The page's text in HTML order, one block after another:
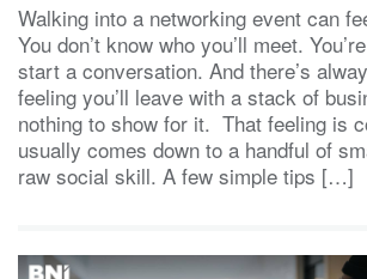
Walking into a networking event can
You don’t know who you’ll meet.
start a conversation. And there’s
feeling you’ll leave with a stack of
nothing to show for it. That feeling is
usually comes down to a handful of
raw social skill. A few simple tips […]